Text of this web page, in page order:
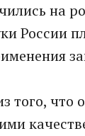
на
России
того, что